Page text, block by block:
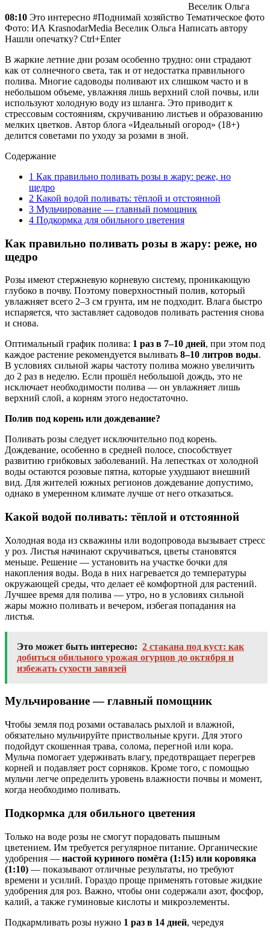
Веселик Ольга
08:10 Это интересно #Поднимай хозяйство Тематическое фото
Фото: ИА KrasnodarMedia Веселик Ольга Написать автору
Нашли опечатку? Ctrl+Enter
В жаркие летние дни розам особенно трудно: они страдают
как от солнечного света, так и от недостатка правильного
полива. Многие садоводы поливают их слишком часто и в
небольшом объеме, увлажняя лишь верхний слой почвы, или
используют холодную воду из шланга. Это приводит к
стрессовым состояниям, скручиванию листьев и образованию
мелких цветков. Автор блога «Идеальный огород» (18+)
делится советами по уходу за розами в зной.
Содержание
1 Как правильно поливать розы в жару: реже, но
щедро
2 Какой водой поливать: тёплой и отстоянной
3 Мульчирование — главный помощник
4 Подкормка для обильного цветения
Как правильно поливать розы в жару: реже, но
щедро
Розы имеют стержневую корневую систему, проникающую
глубоко в почву. Поэтому поверхностный полив, который
увлажняет всего 2–3 см грунта, им не подходит. Влага быстро
испаряется, что заставляет садоводов поливать растения снова
и снова.
Оптимальный график полива: 1 раз в 7–10 дней, при этом под
каждое растение рекомендуется выливать 8–10 литров воды.
В условиях сильной жары частоту полива можно увеличить
до 2 раз в неделю. Если прошёл небольшой дождь, это не
исключает необходимости полива — он увлажняет лишь
верхний слой, а корням этого недостаточно.
Полив под корень или дождевание?
Поливать розы следует исключительно под корень.
Дождевание, особенно в средней полосе, способствует
развитию грибковых заболеваний. На лепестках от холодной
воды остаются розовые пятна, которые ухудшают внешний
вид. Для жителей южных регионов дождевание допустимо,
однако в умеренном климате лучше от него отказаться.
Какой водой поливать: тёплой и отстоянной
Холодная вода из скважины или водопровода вызывает стресс
у роз. Листья начинают скручиваться, цветы становятся
меньше. Решение — установить на участке бочки для
накопления воды. Вода в них нагревается до температуры
окружающей среды, что делает её комфортной для растений.
Лучшее время для полива — утро, но в условиях сильной
жары можно поливать и вечером, избегая попадания на
листья.
Это может быть интересно: 2 стакана под куст: как
добиться обильного урожая огурцов до октября и
избежать сухости завязей
Мульчирование — главный помощник
Чтобы земля под розами оставалась рыхлой и влажной,
обязательно мульчируйте приствольные круги. Для этого
подойдут скошенная трава, солома, перегной или кора.
Мульча помогает удерживать влагу, предотвращает перегрев
корней и подавляет рост сорняков. Кроме того, с помощью
мульчи легче определить уровень влажности почвы и момент,
когда необходимо поливать.
Подкормка для обильного цветения
Только на воде розы не смогут порадовать пышным
цветением. Им требуется регулярное питание. Органические
удобрения — настой куриного помёта (1:15) или коровяка
(1:10) — показывают отличные результаты, но требуют
времени и усилий. Гораздо проще применять готовые жидкие
удобрения для роз. Важно, чтобы они содержали азот, фосфор,
калий, а также гуминовые кислоты и микроэлементы.
Подкармливать розы нужно 1 раз в 14 дней, чередуя